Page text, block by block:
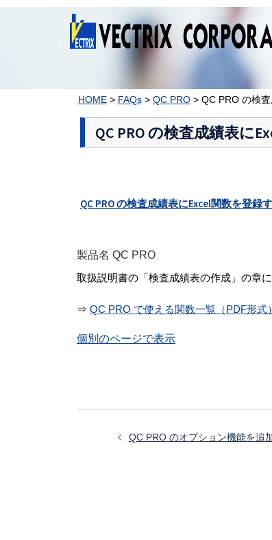
HOME> FAQs> QC PRO> QC PRO の検
QC PRO の検査成績表に
QC PRO の検査成績表にExcel関数を登録
製品名 QC PRO
取扱説明書の「検査成績表の作成」の章
⇒ QC PRO で使える関数一覧（PDF形式）
個別のページで表示
QC PRO のオプション機能を追